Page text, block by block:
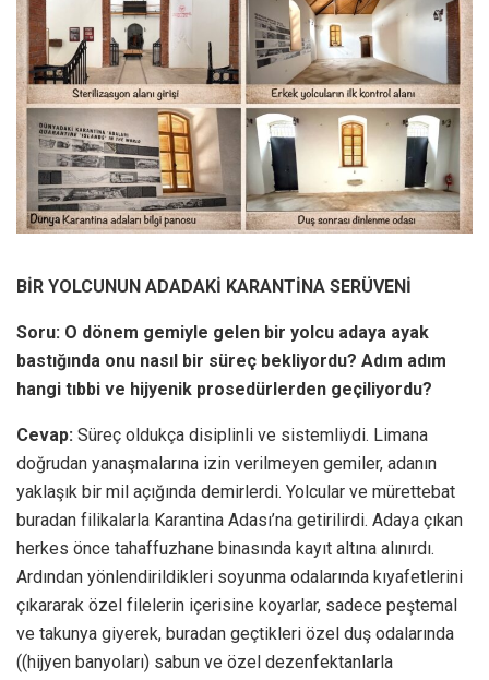
BİR YOLCUNUN ADADAKİ KARANTİNA SERÜVENİ
Soru: O dönem gemiyle gelen bir yolcu adaya ayak
bastığında onu nasıl bir süreç bekliyordu? Adım adım
hangi tıbbi ve hijyenik prosedürlerden geçiliyordu?
Cevap: Süreç oldukça disiplinli ve sistemliydi. Limana
doğrudan yanaşmalarına izin verilmeyen gemiler, adanın
yaklaşık bir mil açığında demirlerdi. Yolcular ve mürettebat
buradan filikalarla Karantina Adası’na getirilirdi. Adaya çıkan
herkes önce tahaffuzhane binasında kayıt altına alınırdı.
Ardından yönlendirildikleri soyunma odalarında kıyafetlerini
çıkararak özel filelerin içerisine koyarlar, sadece peştemal
ve takunya giyerek, buradan geçtikleri özel duş odalarında
((hijyen banyoları) sabun ve özel dezenfektanlarla